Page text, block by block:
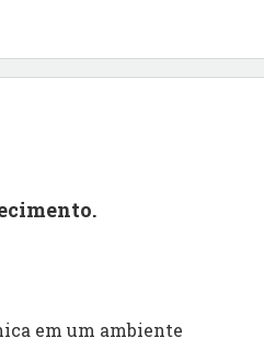
em um ambiente